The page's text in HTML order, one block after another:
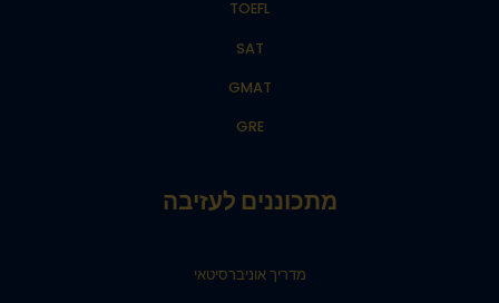
TOEFL
SAT
GMAT
GRE
מתכוננים לעזיבה
מדריך אוניברסיטאי